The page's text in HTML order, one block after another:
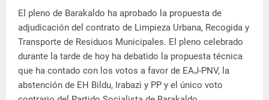
El pleno de Barakaldo ha aprobado la propuesta de
adjudicación del contrato de Limpieza Urbana, Recogida y
Transporte de Residuos Municipales. El pleno celebrado
durante la tarde de hoy ha debatido la propuesta técnica
que ha contado con los votos a favor de EAJ-PNV, la
abstención de EH Bildu, Irabazi y PP y el único voto